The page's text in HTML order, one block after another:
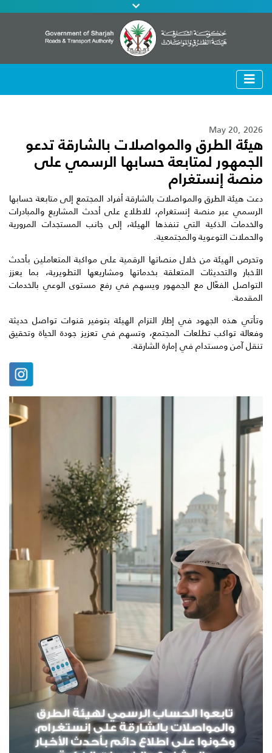
May 20, 2026
هيئة الطرق والمواصلات بالشارقة تدعو
الجمهور لمتابعة حسابها الرسمي على
منصة إنستغرام
دعت هيئة الطرق والمواصلات بالشارقة أفراد المجتمع إلى متابعة حسابها
الرسمي عبر منصة إنستغرام، للاطلاع على أحدث المشاريع والمبادرات
والخدمات الذكية التي تنفذها الهيئة، إلى جانب المستجدات المرورية
والحملات التوعوية والمجتمعية.
وتحرص الهيئة من خلال منصاتها الرقمية على مواكبة المتعاملين بأحدث
الأخبار والتحديثات المتعلقة بخدماتها ومشاريعها التطويرية، بما يعزز
التواصل الفعّال مع الجمهور ويسهم في رفع مستوى الوعي بالخدمات
المقدمة.
وتأتي هذه الجهود في إطار التزام الهيئة بتوفير قنوات تواصل حديثة
وفعالة تواكب تطلعات المجتمع، وتسهم في تعزيز جودة الحياة وتحقيق
تنقل آمن ومستدام في إمارة الشارقة.